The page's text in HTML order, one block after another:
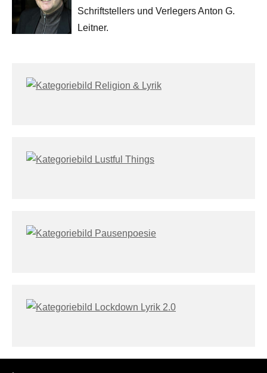
Schriftstellers und Verlegers Anton G.
Leitner.